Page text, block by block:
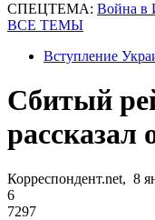
СПЕЦТЕМА: Война в
ВСЕ ТЕМЫ
Вступление
Сбитый
рассказал
Корреспондент.net, 8
6
7297